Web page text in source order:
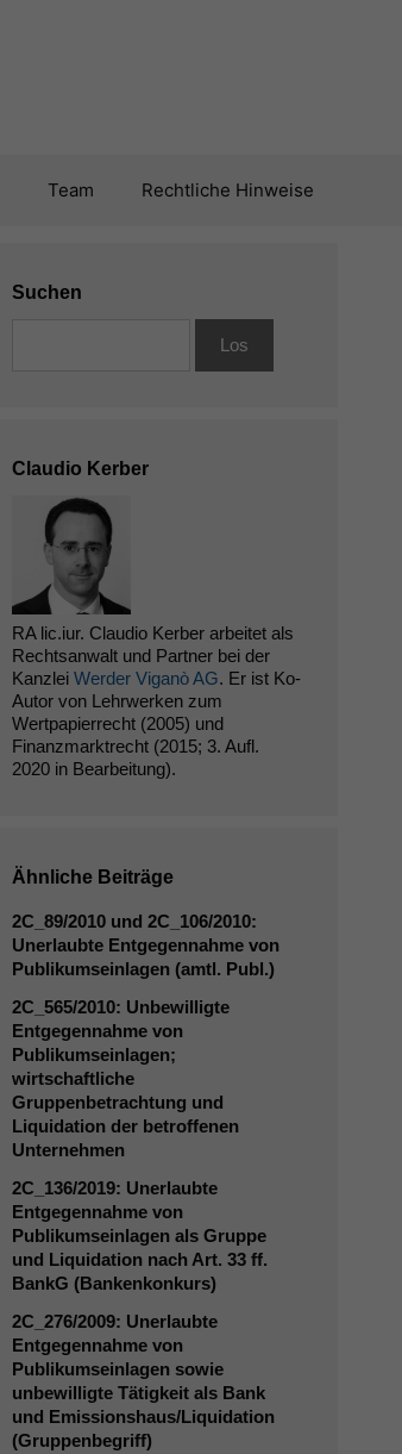
Team Rechtliche Hinweise
Suchen
Claudio Kerber
RA lic.iur. Claudio Kerber arbeitet als
Rechtsanwalt und Partner bei der
Kanzlei Werder Viganò AG. Er ist Ko-
Autor von Lehrwerken zum
Wertpapierrecht (2005) und
Finanzmarktrecht (2015; 3. Aufl.
2020 in Bearbeitung).
Ähnliche Beiträge
2C_89/2010 und 2C_106/2010:
Unerlaubte Entgegennahme von
Publikumseinlagen (amtl. Publ.)
2C_565/2010: Unbewilligte
Entgegennahme von
Publikumseinlagen;
wirtschaftliche
Gruppenbetrachtung und
Liquidation der betroffenen
Unternehmen
2C_136/2019: Unerlaubte
Entgegennahme von
Publikumseinlagen als Gruppe
und Liquidation nach Art. 33 ff.
BankG (Bankenkonkurs)
2C_276/2009: Unerlaubte
Entgegennahme von
Publikumseinlagen sowie
unbewilligte Tätigkeit als Bank
und Emissionshaus/Liquidation
(Gruppenbegriff)